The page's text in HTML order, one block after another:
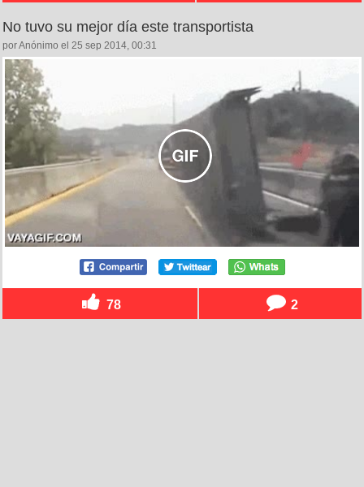
No tuvo su mejor día este transportista
por Anónimo el 25 sep 2014, 00:31
78 2